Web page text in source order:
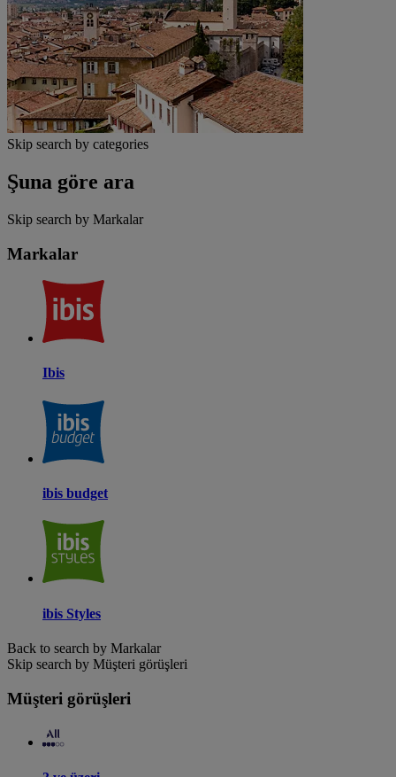
Skip search by categories
Şuna göre ara
Skip search by Markalar
Markalar
Ibis
ibis budget
ibis Styles
Back to search by Markalar
Skip search by Müşteri görüşleri
Müşteri görüşleri